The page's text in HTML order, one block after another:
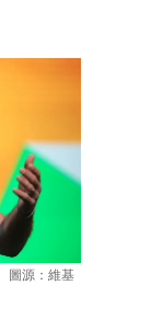
圖源：維基